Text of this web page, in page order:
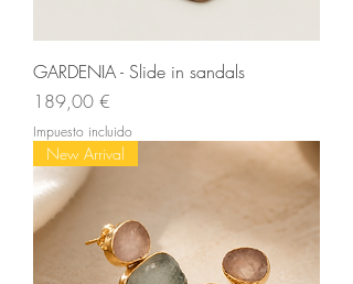
GARDENIA - Slide in sandals
Precio
189,00 €
Impuesto incluido
New Arrival